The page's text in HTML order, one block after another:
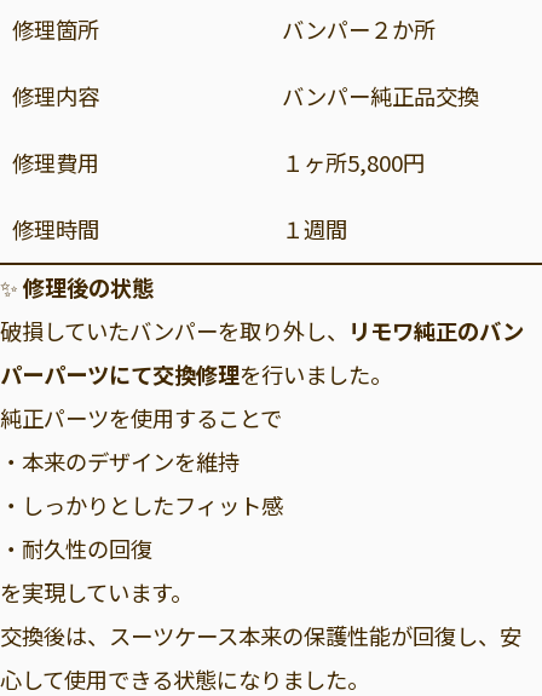
修理箇所 バンパー２か所
修理内容 バンパー純正品交換
修理費用 １ヶ所5,800円
修理時間
１週間
✨修理後の状態
破損していたバンパーを取り外し、
リモワ純正のバン
パーパーツにて交換修理を行いました。
純正パーツを使用することで
・本来のデザインを維持
・しっかりとしたフィット感
・耐久性の回復
を実現しています。
交換後は、スーツケース本来の保護性能が回復し、安
心して使用できる状態になりました。